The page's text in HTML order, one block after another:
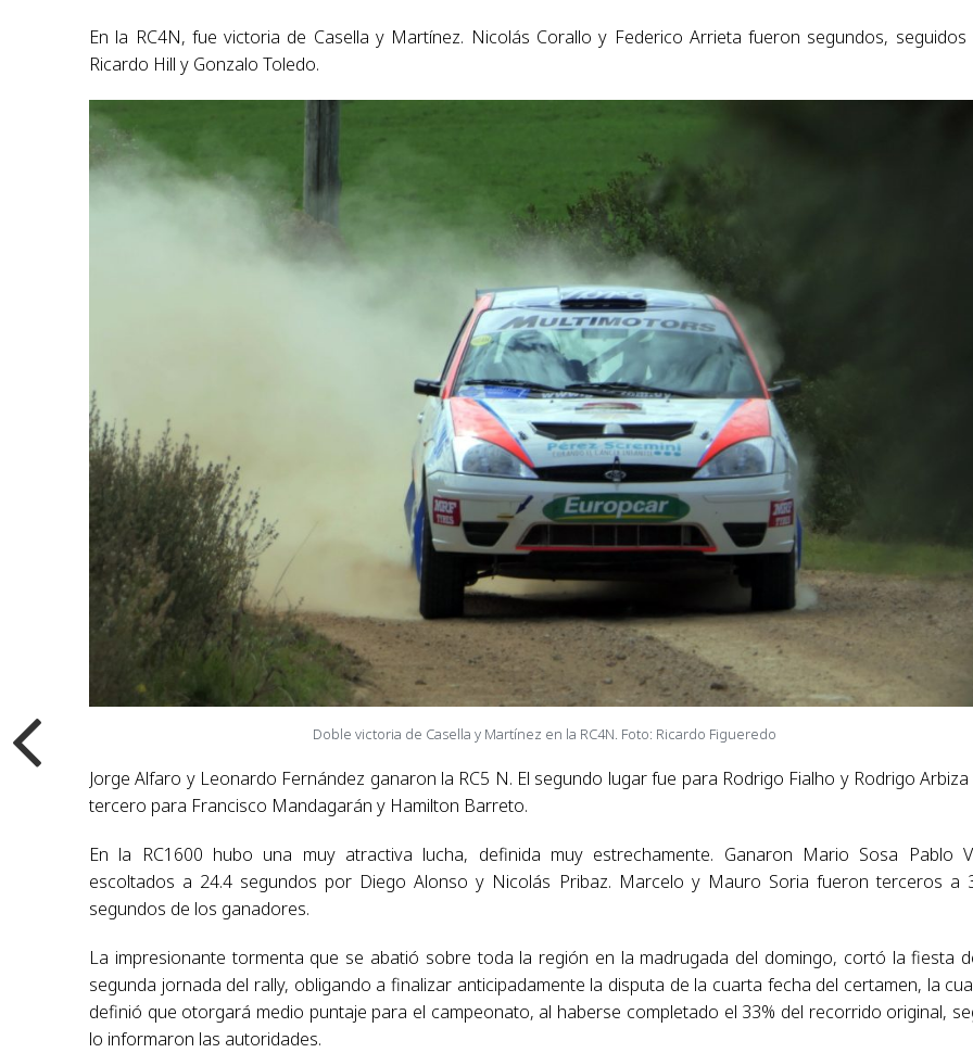
En la RC4N, fue victoria de Casella y Martínez. Nicolás Corallo y Federico Arrieta fueron segundos,
Ricardo Hill y Gonzalo Toledo.
Doble victoria de Casella y Martínez en la RC4N. Foto: Ricardo Figueredo
Jorge Alfaro y Leonardo Fernández ganaron la RC5 N. El segundo lugar fue para Rodrigo Fialho y Rodrigo Arbiza
tercero para Francisco Mandagarán y Hamilton Barreto.
En la RC1600 hubo una muy atractiva lucha, definida muy estrechamente. Ganaron Mario Sosa Pablo
escoltados a 24.4 segundos por Diego Alonso y Nicolás Pribaz. Marcelo y Mauro Soria fueron terceros a
segundos de los ganadores.
La impresionante tormenta que se abatió sobre toda la región en la madrugada del domingo, cortó la fiesta
segunda jornada del rally, obligando a finalizar anticipadamente la disputa de la cuarta fecha del certamen, la
definió que otorgará medio puntaje para el campeonato, al haberse completado el 33% del recorrido original,
lo informaron las autoridades.